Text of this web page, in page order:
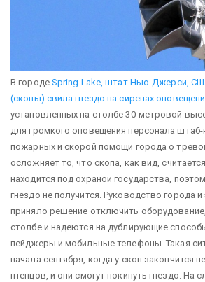
В городе Spring Lake, штат Нью-Джерси,
(скопы) свила гнездо на сиренах
установленных на столбе 30-метровой
для громкого оповещения персонала
пожарных и скорой помощи города о
осложняет то, что скопа, как вид,
находится под охраной государства,
гнездо не получится. Руководство города
приняло решение отключить
столбе и надеются на дублирующие
пейджеры и мобильные телефоны. Такая
начала сентября, когда у скоп закончится
птенцов, и они смогут покинуть гнездо. На